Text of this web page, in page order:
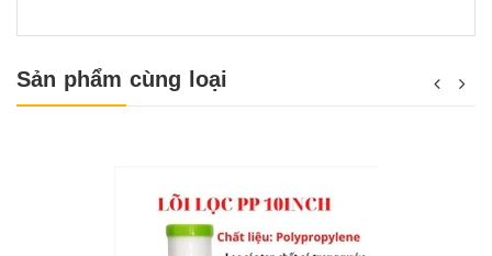
Sản phẩm cùng loại